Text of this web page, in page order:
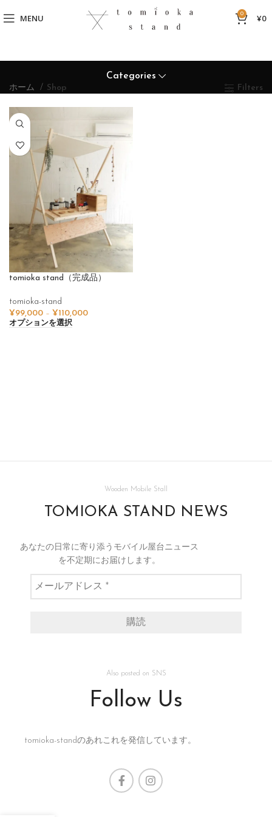
MENU 0 ¥0
Categories
ホーム Shop Filters
tomioka stand（完成品）
tomioka-stand
¥99,000 – ¥110,000
オプションを選択
Wooden Mobile Stall
TOMIOKA STAND NEWS
あなたの日常に寄り添うモバイル屋台ニュース
を不定期にお届けします。
Also posted on SNS
Follow Us
tomioka-standのあれこれを発信しています。